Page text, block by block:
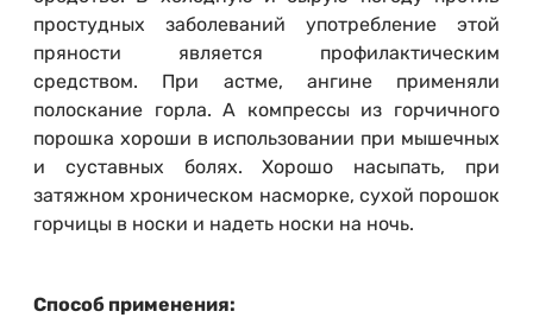
простудных заболеваний употребление этой
пряности является профилактическим
средством. При астме, ангине применяли
полоскание горла. А компрессы из горчичного
порошка хороши в использовании при мышечных
и суставных болях. Хорошо насыпать, при
затяжном хроническом насморке, сухой порошок
горчицы в носки и надеть носки на ночь.
Способ применения: